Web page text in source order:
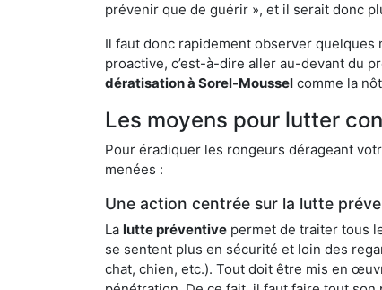
prévenir que de guérir », et il serait donc
Il faut donc rapidement observer
proactive, c’est-à-dire aller au-devant du
dératisation à Sorel-Moussel comme la
Les moyens pour lutter
Pour éradiquer les rongeurs dérageant
menées :
Une action centrée sur la lutte
La lutte préventive permet de traiter tous
se sentent plus en sécurité et loin des
chat, chien, etc.). Tout doit être mis en